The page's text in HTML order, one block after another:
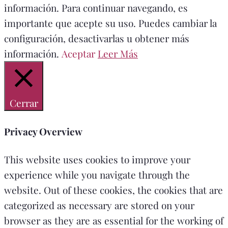
información. Para continuar navegando, es
importante que acepte su uso. Puedes cambiar la
configuración, desactivarlas u obtener más
información. Aceptar Leer Más
Cerrar
Privacy Overview
This website uses cookies to improve your
experience while you navigate through the
website. Out of these cookies, the cookies that are
categorized as necessary are stored on your
browser as they are as essential for the working of